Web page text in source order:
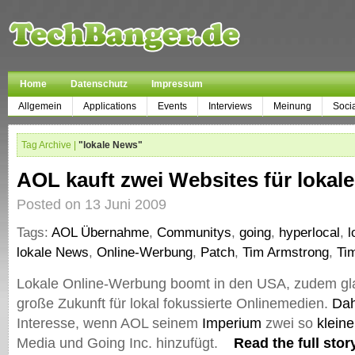
Home Datenschutz
Impressum
Allgemein
Applications Events Interviews Meinung
Tag Archive | "lokale News"
AOL kauft zwei Websites für
Posted on 13 Juni 2009
Tags: AOL Übernahme, Communitys, going, hyperlocal,
lokale News, Online-Werbung, Patch, Tim Armstrong,
Lokale Online-Werbung boomt in den USA, zudem
große Zukunft für lokal fokussierte Onlinemedien.
Interesse, wenn AOL seinem Imperium zwei so
Media und Going Inc. hinzufügt.
Read the full